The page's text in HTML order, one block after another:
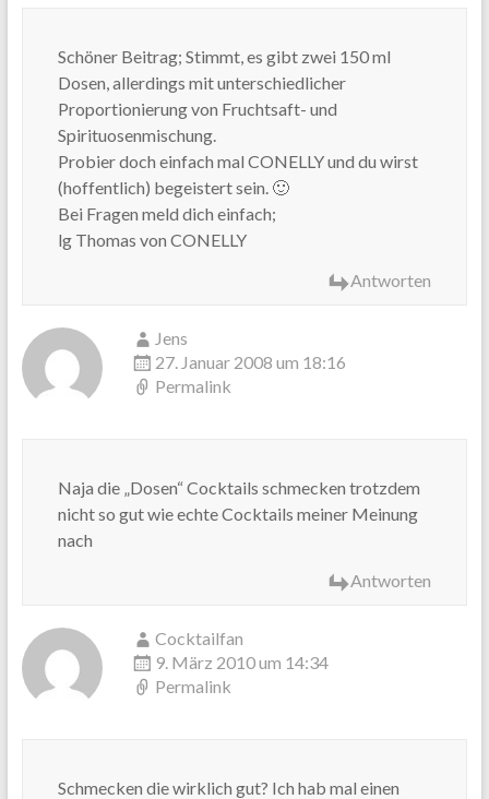
Schöner Beitrag; Stimmt, es gibt zwei 150 ml
Dosen, allerdings mit unterschiedlicher
Proportionierung von Fruchtsaft- und
Spirituosenmischung.
Probier doch einfach mal CONELLY und du wirst
(hoffentlich) begeistert sein. 🙂
Bei Fragen meld dich einfach;
lg Thomas von CONELLY
Antworten
Jens
27. Januar 2008 um 18:16
Permalink
Naja die „Dosen“ Cocktails schmecken trotzdem
nicht so gut wie echte Cocktails meiner Meinung
nach
Antworten
Cocktailfan
9. März 2010 um 14:34
Permalink
Schmecken die wirklich gut? Ich hab mal einen